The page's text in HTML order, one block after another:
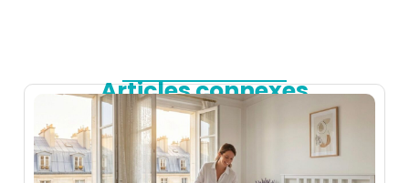
Articles connexes